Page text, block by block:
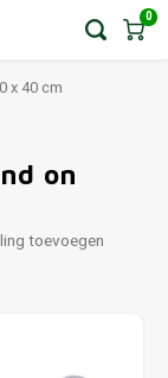
0
x 40 cm
on
toevoegen